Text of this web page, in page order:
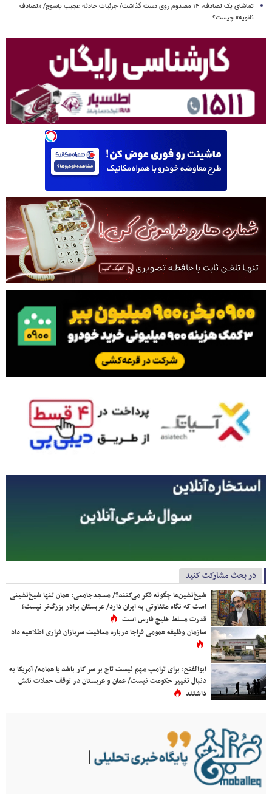
تماشای یک تصادف، ۱۴ مصدوم روی دست گذاشت/ جزئیات حادثه عجیب یاسوج/ «تصادف
ثانویه» چیست؟
در بحث مشارکت کنید
شیخ‌نشین‌ها چگونه فکر می‌کنند؟/ مسجدجامعی: عمان تنها شیخ‌نشینی
است که نگاه متفاوتی به ایران دارد/ عربستان برادر بزرگ‌تر نیست؛
قدرت مسلط خلیج فارس است
سازمان وظیفه عمومی فراجا درباره معافیت سربازان فراری اطلاعیه داد
ابوالفتح: برای ترامپ مهم نیست تاج بر سر کار باشد یا عمامه/ آمریکا به
دنبال تغییر حکومت نیست/ عمان و عربستان در توقف حملات نقش
داشتند